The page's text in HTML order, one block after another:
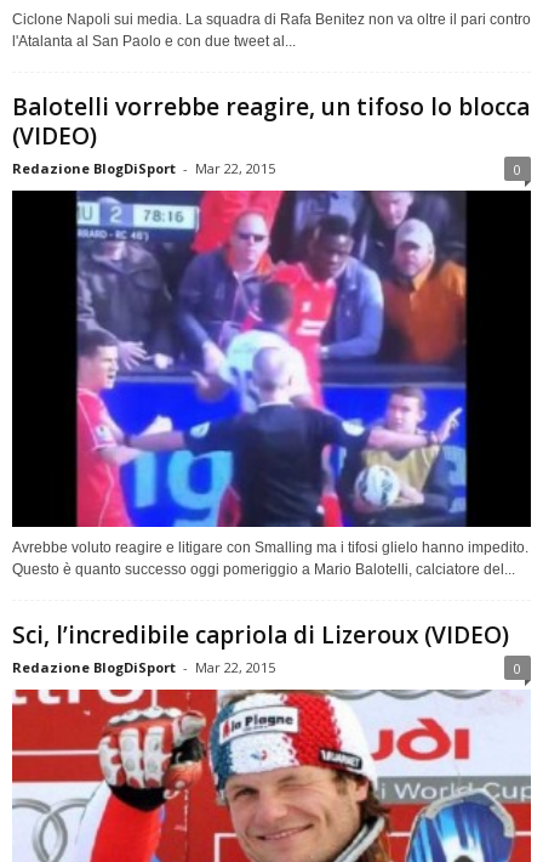
Ciclone Napoli sui media. La squadra di Rafa Benitez non va oltre il pari contro
l'Atalanta al San Paolo e con due tweet al...
Balotelli vorrebbe reagire, un tifoso lo blocca
(VIDEO)
Redazione BlogDiSport - Mar 22, 2015 0
Avrebbe voluto reagire e litigare con Smalling ma i tifosi glielo hanno impedito.
Questo è quanto successo oggi pomeriggio a Mario Balotelli, calciatore del...
Sci, l’incredibile capriola di Lizeroux (VIDEO)
Redazione BlogDiSport - Mar 22, 2015 0